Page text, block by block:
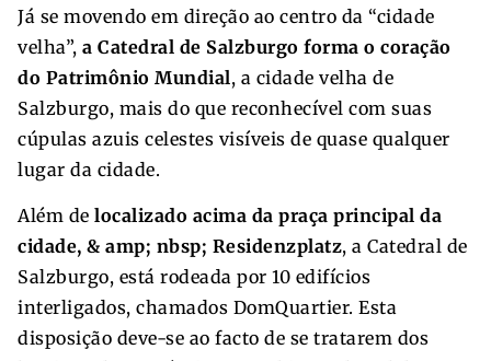
Já se movendo em direção ao centro da “cidade
velha”, a Catedral de Salzburgo forma o coração
do Patrimônio Mundial, a cidade velha de
Salzburgo, mais do que reconhecível com suas
cúpulas azuis celestes visíveis de quase qualquer
lugar da cidade.
Além de localizado acima da praça principal da
cidade, & amp; nbsp; Residenzplatz, a Catedral de
Salzburgo, está rodeada por 10 edifícios
interligados, chamados DomQuartier. Esta
disposição deve-se ao facto de se tratarem dos